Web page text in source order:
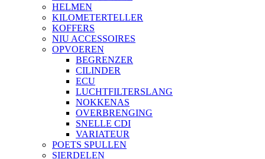
HELMEN
KILOMETERTELLER
KOFFERS
NIU ACCESSOIRES
OPVOEREN
BEGRENZER
CILINDER
ECU
LUCHTFILTERSLANG
NOKKENAS
OVERBRENGING
SNELLE CDI
VARIATEUR
POETS SPULLEN
SIERDELEN